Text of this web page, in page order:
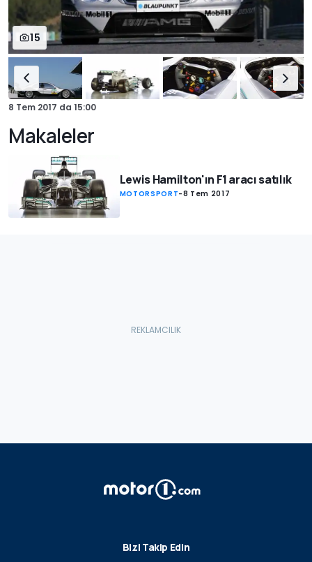
15
8 Tem 2017 da 15:00
Makaleler
Lewis Hamilton'ın F1 aracı satılık
MOTORSPORT-8 Tem 2017
Bizi Takip Edin